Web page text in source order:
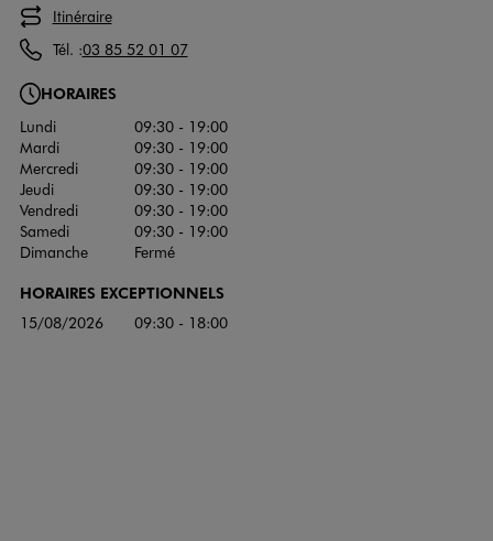
Itinéraire
Tél. :03 85 52 01 07
HORAIRES
Lundi
09:30 - 19:00
Mardi
09:30 - 19:00
Mercredi
09:30 - 19:00
Jeudi
09:30 - 19:00
Vendredi
09:30 - 19:00
Samedi
09:30 - 19:00
Dimanche
Fermé
HORAIRES EXCEPTIONNELS
15/08/2026 09:30 - 18:00